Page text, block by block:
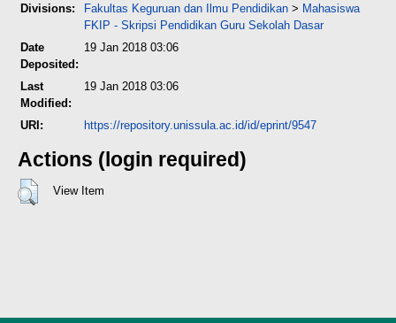
Divisions:
Fakultas Keguruan dan Ilmu Pendidikan > Mahasiswa
FKIP - Skripsi Pendidikan Guru Sekolah Dasar
Date
Deposited:
19 Jan 2018 03:06
Last
Modified:
19 Jan 2018 03:06
URI: https://repository.unissula.ac.id/id/eprint/9547
Actions (login required)
View Item